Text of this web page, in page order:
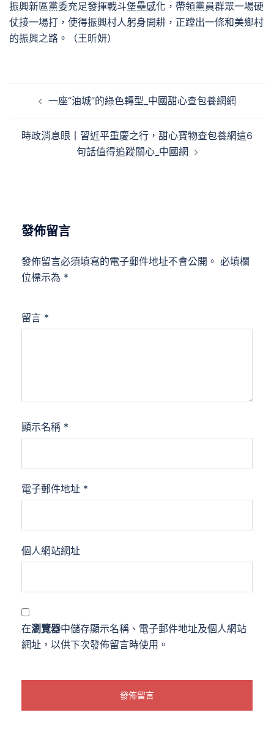
振興新區黨委充足發揮戰斗堡壘感化，帶領黨員群眾一場硬
仗接一場打，使得振興村人躬身開耕，正蹚出一條和美鄉村
的振興之路。（王昕妍）
覽
一座“油城”的綠色轉型_中國甜心查包養網網
時政消息眼丨習近平重慶之行，甜心寶物查包養網這6
句話值得追蹤關心_中國網
發佈留言
發佈留言必須填寫的電子郵件地址不會公開。 必填欄
位標示為 *
留言 *
顯示名稱 *
電子郵件地址 *
個人網站網址
在瀏覽器中儲存顯示名稱、電子郵件地址及個人網站
網址，以供下次發佈留言時使用。